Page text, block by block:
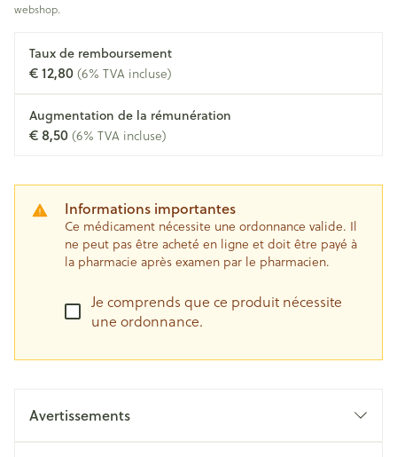
webshop.
Taux de remboursement
€ 12,80(6% TVA incluse)
Augmentation de la rémunération
€ 8,50(6% TVA incluse)
Informations importantes
Ce médicament nécessite une ordonnance valide. Il
ne peut pas être acheté en ligne et doit être payé à
la pharmacie après examen par le pharmacien.
Je comprends que ce produit nécessite
une ordonnance.
Avertissements